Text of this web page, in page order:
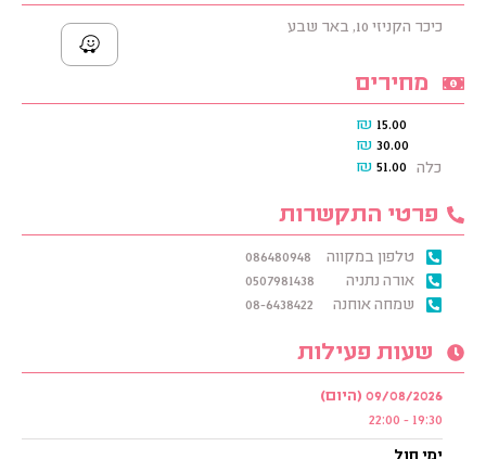
כיכר הקניזי 10, באר שבע
מחירים
15.00
₪
30.00
₪
כלה
51.00
₪
פרטי התקשרות
טלפון במקווה
086480948
אורה נתניה
0507981438
שמחה אוחנה
08-6438422
שעות פעילות
09/08/2026 (היום)
19:30 - 22:00